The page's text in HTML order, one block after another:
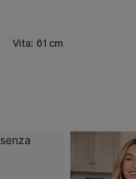
Vita: 61 cm